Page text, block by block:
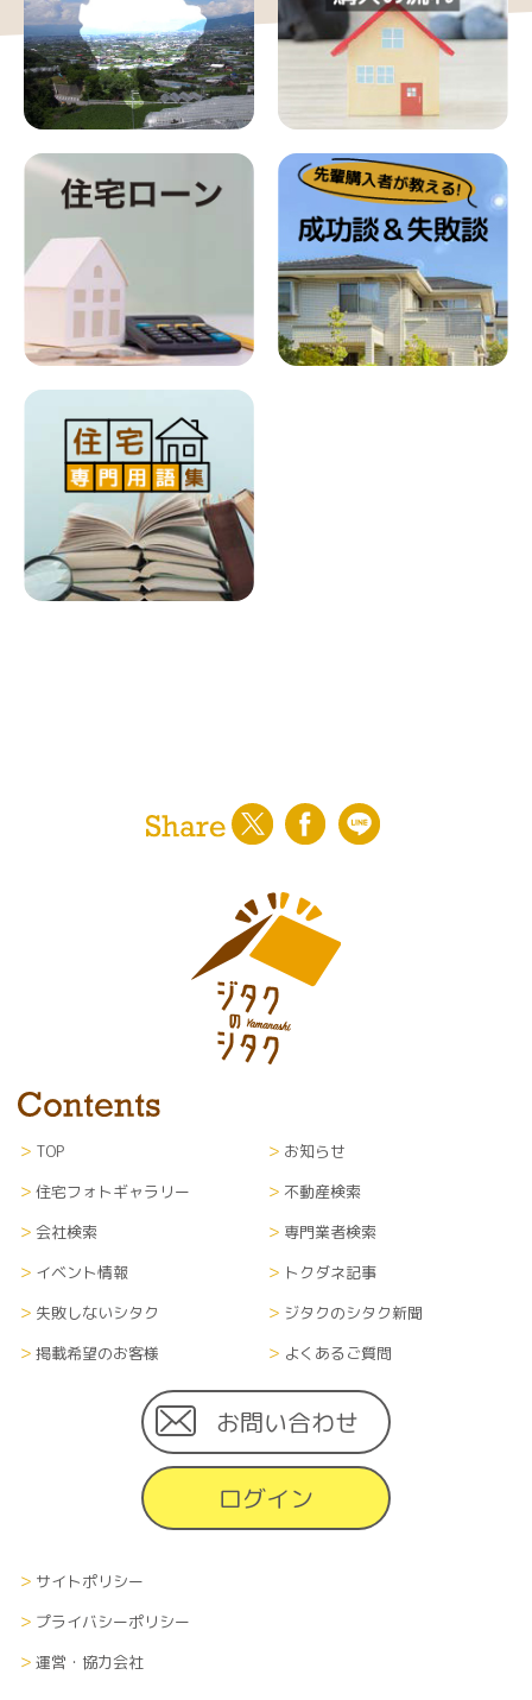
TOP
お知らせ
住宅フォトギャラリー
不動産検索
会社検索
専門業者検索
イベント情報
トクダネ記事
失敗しないシタク
ジタクのシタク新聞
掲載希望のお客様
よくあるご質問
お問い合わせ
ログイン
サイトポリシー
プライバシーポリシー
運営・協力会社